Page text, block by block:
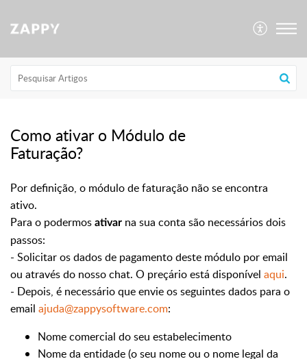
Como ativar o Módulo de
Faturação?
Por definição, o módulo de faturação não se encontra
ativo.
Para o podermos ativar na sua conta são necessários dois
passos:
- Solicitar os dados de pagamento deste módulo por email
ou através do nosso chat. O preçário está disponível aqui.
- Depois, é necessário que envie os seguintes dados para o
email ajuda@zappysoftware.com:
Nome comercial do seu estabelecimento
Nome da entidade (o seu nome ou o nome legal da